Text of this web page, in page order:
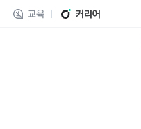
교육 커리어